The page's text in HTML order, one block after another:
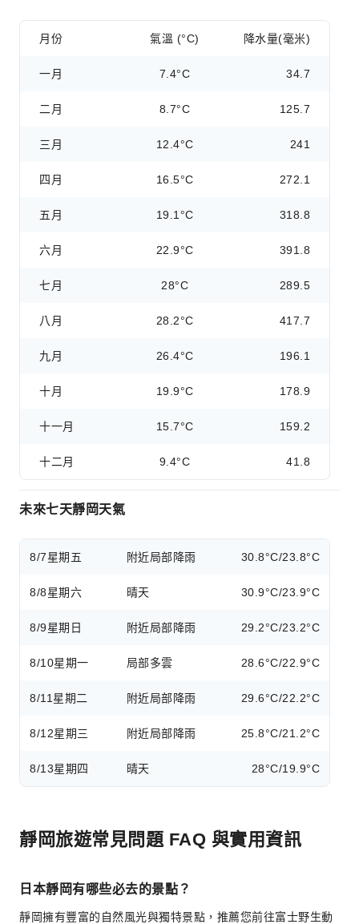
月份 氣溫 (°C) 降水量(毫米)
一月 7.4°C 34.7
二月 8.7°C 125.7
三月 12.4°C 241
四月 16.5°C 272.1
五月 19.1°C 318.8
六月 22.9°C 391.8
七月 28°C 289.5
八月 28.2°C 417.7
九月 26.4°C 196.1
十月 19.9°C 178.9
十一月 15.7°C 159.2
十二月 9.4°C 41.8
未來七天靜岡天氣
8/7星期五 附近局部降雨 30.8°C/23.8°C
8/8星期六 晴天 30.9°C/23.9°C
8/9星期日 附近局部降雨 29.2°C/23.2°C
8/10星期一 局部多雲 28.6°C/22.9°C
8/11 星期二 附近局部降雨 29.6°C/22.2°C
8/12星期三 附近局部降雨 25.8°C/21.2°C
8/13星期四 晴天 28°C/19.9°C
靜岡旅遊常見問題 FAQ 與實用資訊
日本靜岡有哪些必去的景點？
靜岡擁有豐富的自然風光與獨特景點，推薦您前往富士野生動